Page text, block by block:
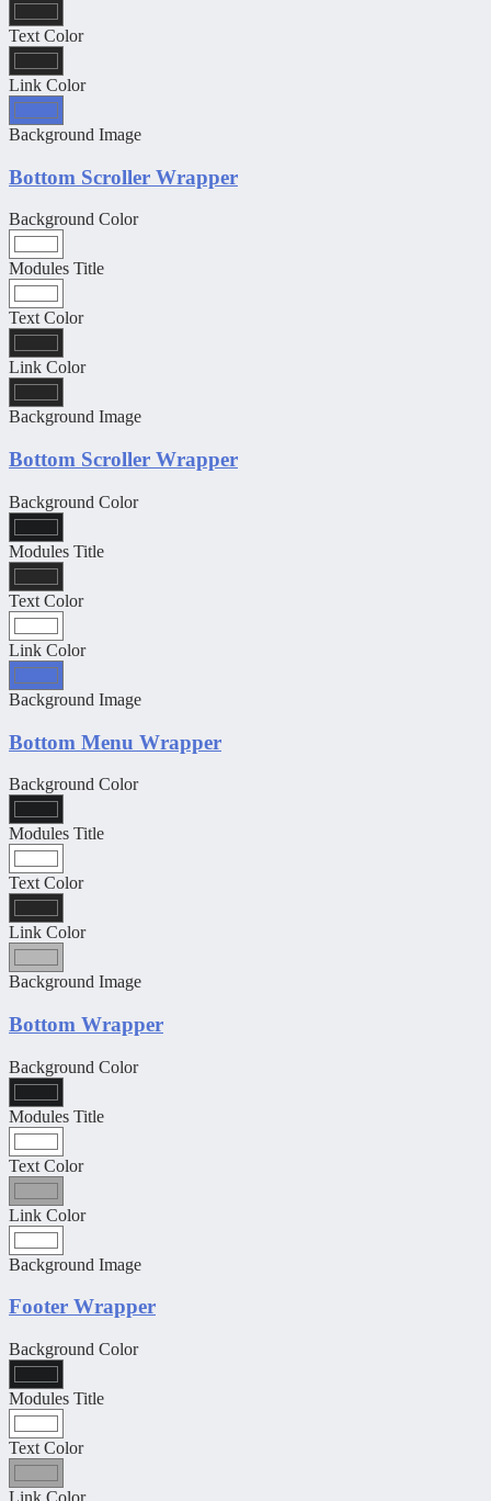
Text Color
Link Color
Background Image
Bottom Scroller Wrapper
Background Color
Modules Title
Text Color
Link Color
Background Image
Bottom Scroller Wrapper
Background Color
Modules Title
Text Color
Link Color
Background Image
Bottom Menu Wrapper
Background Color
Modules Title
Text Color
Link Color
Background Image
Bottom Wrapper
Background Color
Modules Title
Text Color
Link Color
Background Image
Footer Wrapper
Background Color
Modules Title
Text Color